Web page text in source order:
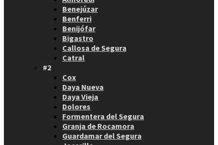
Benejúzar
Benferri
Benijófar
Bigastro
Callosa de Segura
Catral
#2
Cox
Daya Nueva
Daya Vieja
Dolores
Formentera del Segura
Granja de Rocamora
Guardamar del Segura